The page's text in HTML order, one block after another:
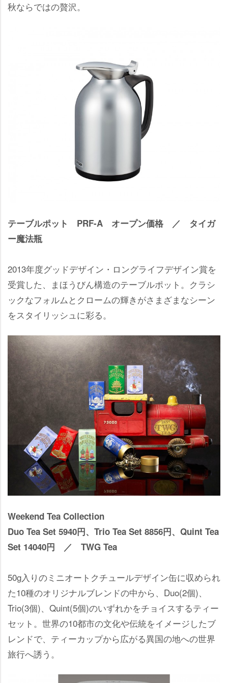
秋ならではの贅沢。
テーブルポット PRF-A オープン価格 ／ タイガ
ー魔法瓶
2013年度グッドデザイン・ロングライフデザイン賞を
受賞した、まほうびん構造のテーブルポット。クラシ
ックなフォルムとクロームの輝きがさまざまなシーン
をスタイリッシュに彩る。
Weekend Tea Collection
Duo Tea Set 5940円、Trio Tea Set 8856円、Quint Tea
Set 14040円 ／ TWG Tea
50g入りのミニオートクチュールデザイン缶に収められ
た10種のオリジナルブレンドの中から、Duo(2個)、
Trio(3個)、Quint(5個)のいずれかをチョイスするティー
セット。世界の10都市の文化や伝統をイメージしたブ
レンドで、ティーカップから広がる異国の地への世界
旅行へ誘う。